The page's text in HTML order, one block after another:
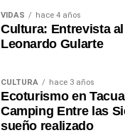
VIDAS hace 4 años
Cultura: Entrevista
Leonardo Gularte
CULTURA hace 3 años
Ecoturismo en
Camping Entre las
sueño realizado